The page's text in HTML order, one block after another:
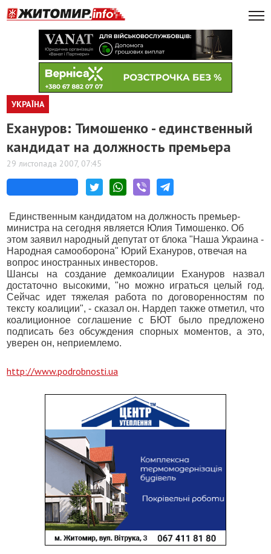
УКРАЇНА
Ехануров: Тимошенко - единственный
кандидат на должность премьера
29 листопада 2007, 07:45
Единственным кандидатом на должность премьер-
министра на сегодня является Юлия Тимошенко. Об
этом заявил народный депутат от блока "Наша Украина -
Народная самооборона" Юрий Ехануров, отвечая на
вопрос иностранных инвесторов.
Шансы на создание демкоалиции Ехануров назвал
достаточно высокими, "но можно играться целый год.
Сейчас идет тяжелая работа по договоренностям по
тексту коалиции", - сказал он. Нардеп также отметил, что
коалиционное соглашение с БЮТ было предложено
подписать без обсуждения спорных моментов, а это,
уверен он, неприемлемо.
http://www.podrobnosti.ua